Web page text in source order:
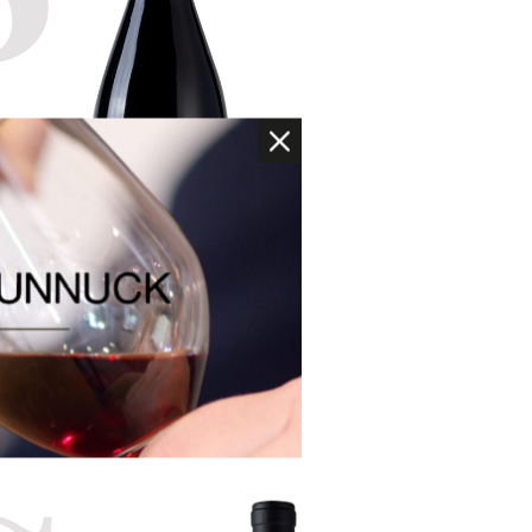
vins rouges rares, alliant puissance,
finesse et profondeur.
DEMANDE
D'INFORMATIONS
M